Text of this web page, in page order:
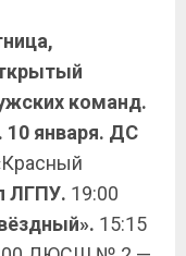
команд.
10 января. ДС
ЛГПУ. 19:00
15:15